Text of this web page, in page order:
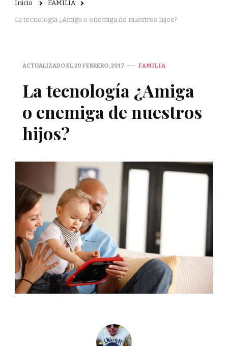
Inicio FAMILIA
La tecnología ¿Amiga o enemiga de nuestros hijos?
ACTUALIZADO EL 20 FEBRERO, 2017 FAMILIA
La tecnología ¿Amiga
o enemiga de nuestros
hijos?